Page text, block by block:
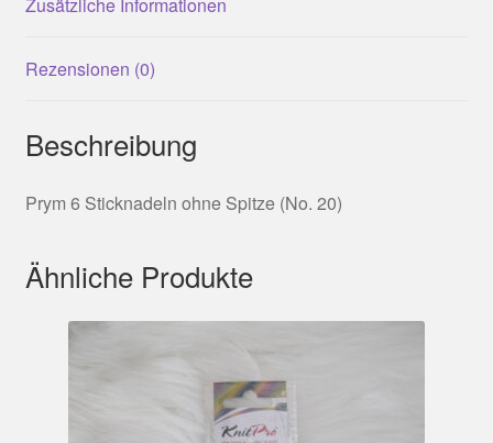
Rezensionen (0)
Beschreibung
Prym 6 Sticknadeln ohne Spitze (No. 20)
Ähnliche Produkte